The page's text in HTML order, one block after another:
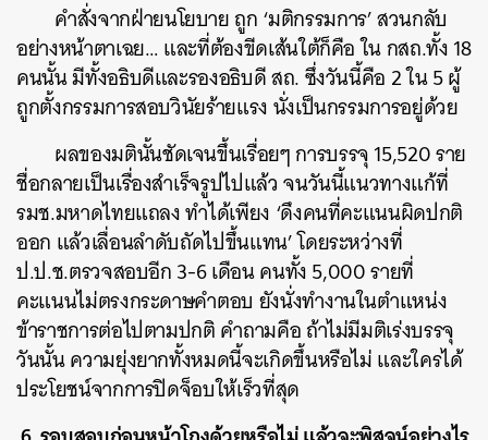
คำสั่งจากฝ่ายนโยบาย ถูก ‘มติกรรมการ’ สวนกลับ
อย่างหน้าตาเฉย… และที่ต้องขีดเส้นใต้ก็คือ ใน กสถ.ทั้ง 18
คนนั้น มีทั้งอธิบดีและรองอธิบดี สถ. ซึ่งวันนี้คือ 2 ใน 5 ผู้
ถูกตั้งกรรมการสอบวินัยร้ายแรง นั่งเป็นกรรมการอยู่ด้วย
ผลของมตินั้นชัดเจนขึ้นเรื่อยๆ การบรรจุ 15,520 ราย
ชื่อกลายเป็นเรื่องสำเร็จรูปไปแล้ว จนวันนี้แนวทางแก้ที่
รมช.มหาดไทยแถลง ทำได้เพียง ‘ดึงคนที่คะแนนผิดปกติ
ออก แล้วเลื่อนลำดับถัดไปขึ้นแทน’ โดยระหว่างที่
ป.ป.ช.ตรวจสอบอีก 3-6 เดือน คนทั้ง 5,000 รายที่
คะแนนไม่ตรงกระดาษคำตอบ ยังนั่งทำงานในตำแหน่ง
ข้าราชการต่อไปตามปกติ คำถามคือ ถ้าไม่มีมติเร่งบรรจุ
วันนั้น ความยุ่งยากทั้งหมดนี้จะเกิดขึ้นหรือไม่ และใครได้
ประโยชน์จากการปิดจ็อบให้เร็วที่สุด